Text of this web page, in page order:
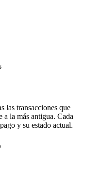
las transacciones que
a la más antigua. Cada
y su estado actual.